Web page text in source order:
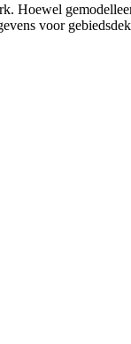
Hoewel
voor